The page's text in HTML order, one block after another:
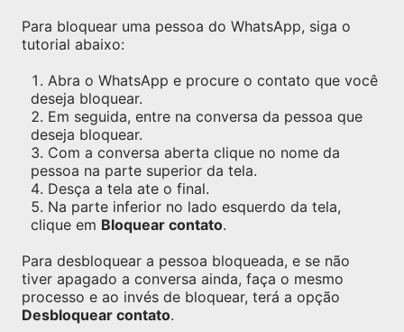
Para bloquear uma pessoa do WhatsApp, siga o
tutorial abaixo:
Abra o WhatsApp e procure o contato que você
deseja bloquear.
Em seguida, entre na conversa da pessoa que
deseja bloquear.
Com a conversa aberta clique no nome da
pessoa na parte superior da tela.
Desça a tela ate o final.
Na parte inferior no lado esquerdo da tela,
clique em Bloquear contato.
Para desbloquear a pessoa bloqueada, e se não
tiver apagado a conversa ainda, faça o mesmo
processo e ao invés de bloquear, terá a opção
Desbloquear contato.